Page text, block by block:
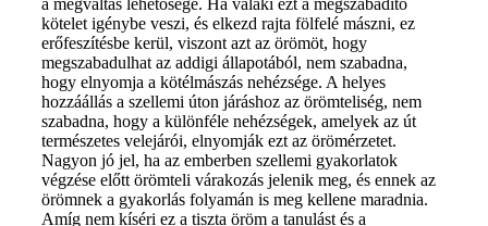
kötelet igénybe veszi, és elkezd rajta fölfelé mászni, ez
erőfeszítésbe kerül, viszont azt az örömöt, hogy
megszabadulhat az addigi állapotából, nem szabadna,
hogy elnyomja a kötélmászás nehézsége. A helyes
hozzáállás a szellemi úton járáshoz az örömteliség, nem
szabadna, hogy a különféle nehézségek, amelyek az út
természetes velejárói, elnyomják ezt az örömérzetet.
Nagyon jó jel, ha az emberben szellemi gyakorlatok
végzése előtt örömteli várakozás jelenik meg, és ennek az
örömnek a gyakorlás folyamán is meg kellene maradnia.
Amíg nem kíséri ez a tiszta öröm a tanulást és a